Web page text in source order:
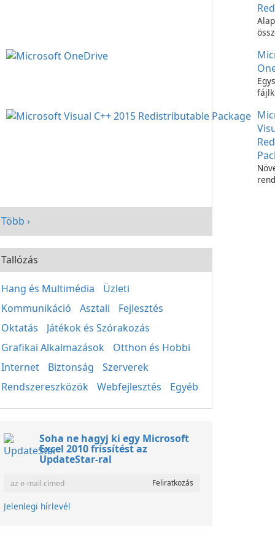
Több ›
Tallózás
Hang és Multimédia
Üzleti
Kommunikáció
Asztali
Fejlesztés
Oktatás
Játékok és Szórakozás
Grafikai Alkalmazások
Otthon és Hobbi
Internet
Biztonság
Szerverek
Rendszereszközök
Webfejlesztés Egyéb
Soha ne hagyj ki egy Microsoft
Excel 2010 frissítést az
UpdateStar-ral
Jelenlegi hírlevél